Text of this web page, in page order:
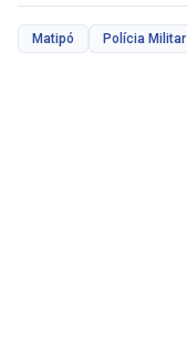
Matipó Polícia Militar